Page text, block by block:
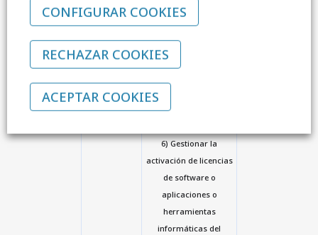
Responsable del
Tratamiento.
5) Gestionar las altas
o registros en el
tramitar las compras
que en dicho Portal se
6) Gestionar la
activación de licencias
de software o
aplicaciones o
herramientas
informáticas del
CONFIGURAR COOKIES
RECHAZAR COOKIES
ACEPTAR COOKIES